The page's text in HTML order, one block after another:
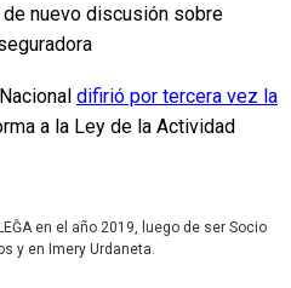
nuevo discusión sobre
difirió por tercera vez la
a la Ley de la Actividad
en el año 2019, luego de ser Socio
y en Imery Urdaneta.